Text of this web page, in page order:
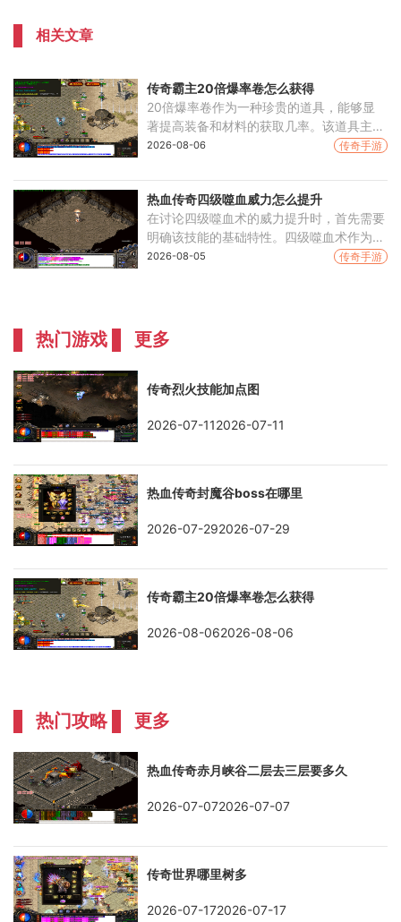
相关文章
传奇霸主20倍爆率卷怎么获得
20倍爆率卷作为一种珍贵的道具，能够显
著提高装备和材料的获取几率。该道具主要
通过每日累充活动获得，当玩家达到指定的
击败特定等级的
2026-08-06 传奇手游
热血传奇四级噬血威力怎么提升
在讨论四级噬血术的威力提升时，首先需要
明确该技能的基础特性。四级噬血术作为道
士的高级攻击技能，具有忽视魔法躲避的特
2026-08-05 传奇手游
热门游戏 更多
传奇烈火技能加点图
2026-07-112026-07-11
热血传奇封魔谷boss在哪里
2026-07-292026-07-29
传奇霸主20倍爆率卷怎么获得
2026-08-062026-08-06
热门攻略 更多
热血传奇赤月峡谷二层去三层要多久
2026-07-072026-07-07
传奇世界哪里树多
2026-07-172026-07-17